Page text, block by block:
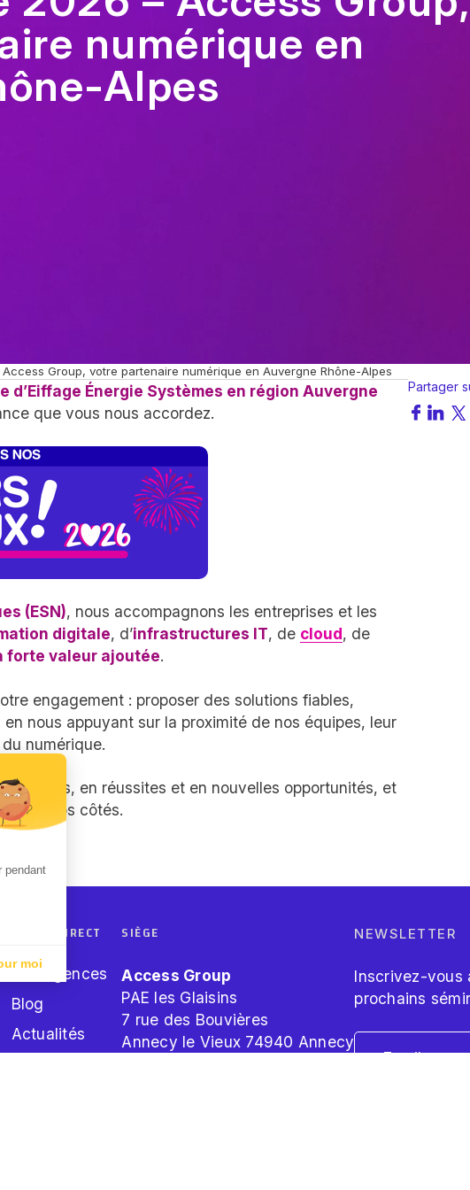
pendant
moi
vos Options
vos paramètres de confidentialité, en garantissant la
numérique en
Alpes
Group, votre partenaire numérique en Auvergne Rhône-Alpes
d’Eiffage Énergie Systèmes en région Auvergne
que vous nous accordez.
(ESN), nous accompagnons les entreprises et les
digitale, d’infrastructures IT, de cloud, de
forte valeur ajoutée.
engagement : proposer des solutions fiables,
nous appuyant sur la proximité de nos équipes, leur
numérique.
projets, en réussites et en nouvelles opportunités, et
à vos côtés.
Partager
ACCÈS DIRECT
Nos agences
Blog
Actualités
SIÈGE
Access Group
PAE les Glaisins
7 rue des Bouvières
Annecy le Vieux 74940 Annecy
NEWSLETTER
Inscrivez-vous
prochains